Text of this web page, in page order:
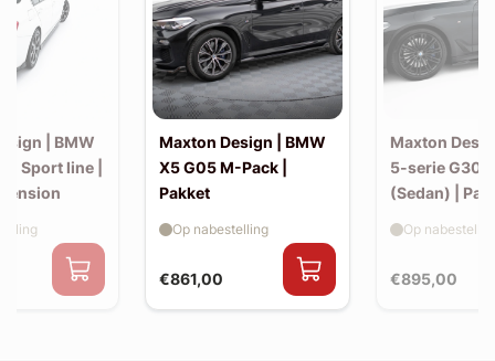
| BMW
Sport line |
Maxton Design | BMW
X5 G05 M-Pack |
Pakket
€861,00
Op nabestelling
Maxton
5-serie G30
(Sedan) |
€895,00
Op